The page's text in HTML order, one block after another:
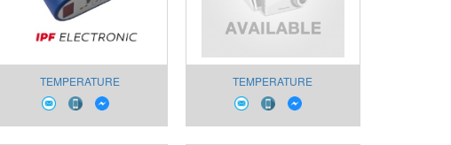
TEMPERATURE
MEASUREMENT YT450020
TEMPERATURE
MEASUREMENT YT036021